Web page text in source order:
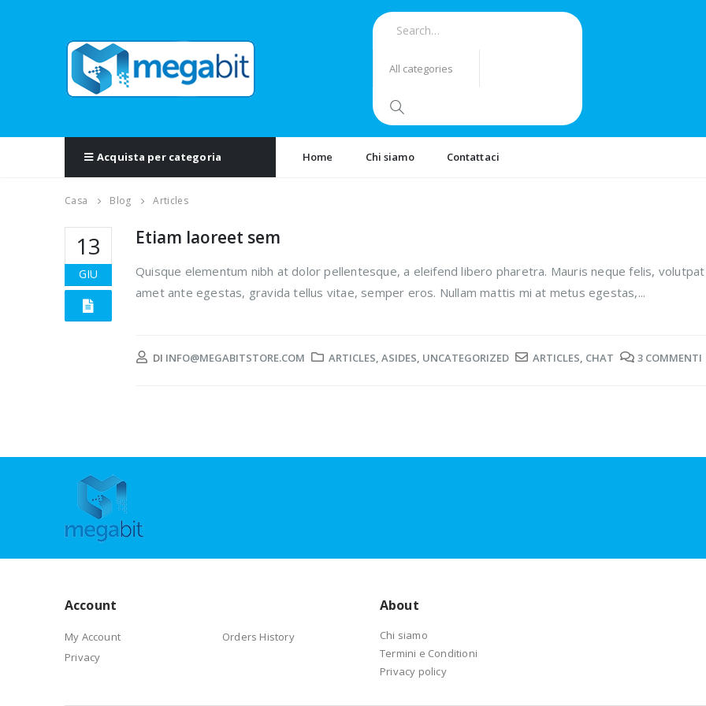
Acquista per categoria Home Chi siamo Contattaci
Casa Blog Articles
13
GIU
Etiam laoreet sem
Quisque elementum nibh at dolor pellentesque, a eleifend libero pharetra. Mauris neque felis,
amet ante egestas, gravida tellus vitae, semper eros. Nullam mattis mi at metus egestas,...
DI INFO@MEGABITSTORE.COM ARTICLES, ASIDES, UNCATEGORIZED ARTICLES, CHAT 3 COMMENTI
Account
My Account
Privacy
Orders History
About
Chi siamo
Termini e Conditioni
Privacy policy